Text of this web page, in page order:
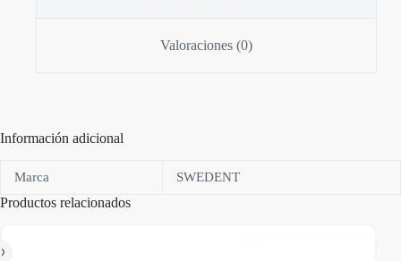
Valoraciones (0)
Información adicional
Marca SWEDENT
Productos relacionados